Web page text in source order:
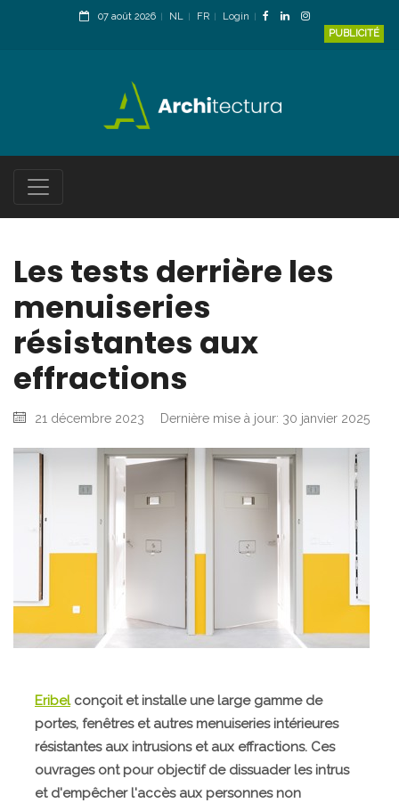
07 août 2026 NL FR
Login
PUBLICITÉ
Les tests derrière les
menuiseries
résistantes aux
effractions
21 décembre 2023 Dernière mise à jour: 30 janvier 2025
Eribelconçoit et installe une large gamme de
portes, fenêtres et autres menuiseries intérieures
résistantes aux intrusions et aux effractions. Ces
ouvrages ont pour objectif de dissuader les intrus
et d'empêcher l'accès aux personnes non